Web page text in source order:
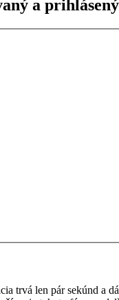
a
trvá len pár sekúnd a